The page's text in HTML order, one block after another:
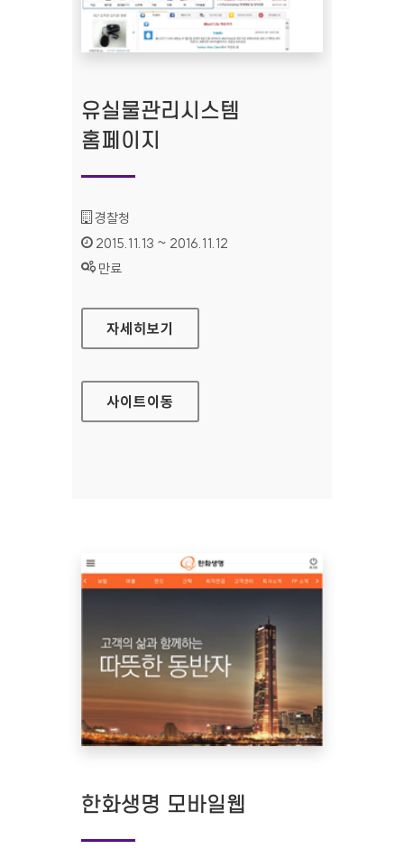
유실물관리시스템
홈페이지
기관명 :
경찰청
인증기간 :
2015.11.13 ~ 2016.11.12
상태 :
만료
유실물관리시스템 홈페이지
자세히보기
사이트이동
한화생명 모바일웹